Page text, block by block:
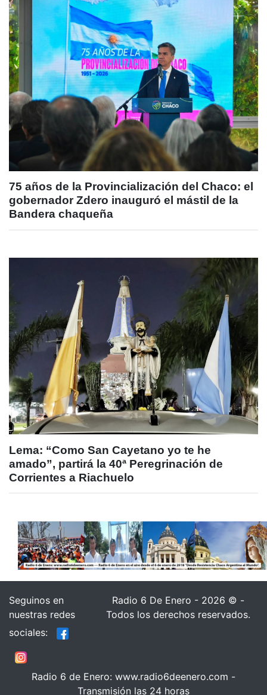
75 años de la Provincialización del Chaco: el
gobernador Zdero inauguró el mástil de la
Bandera chaqueña
Lema: “Como San Cayetano yo te he
amado”, partirá la 40ª Peregrinación de
Corrientes a Riachuelo
Seguinos en
nuestras redes
sociales:
Radio 6 De Enero - 2026 © -
Todos los derechos reservados.
Radio 6 de Enero: www.radio6deenero.com -
Transmisión las 24 horas